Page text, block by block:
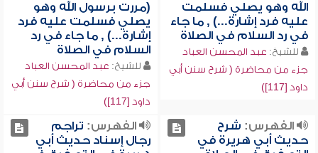
الله وهو يصلي فسلمت
عليه فرد إشارة...) , ما جاء
في رد السلام في الصلاة
للشيخ: عبد المحسن العباد
جزء من محاضرة ( شرح سنن أبي
داود [117])
(مررت برسول الله وهو
يصلي فسلمت عليه فرد
إشارة...) , ما جاء في رد
السلام في الصلاة
للشيخ: عبد المحسن العباد
جزء من محاضرة ( شرح سنن أبي
داود [117])
الفهرس: شرح
حديث أبي هريرة في
الفهرس: تراجم
رجال إسناد حديث أبي